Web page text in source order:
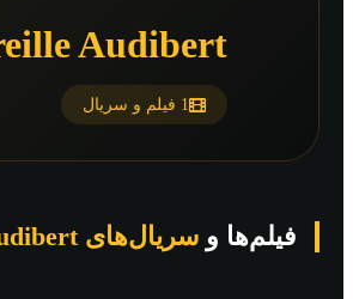
Audibert
1 فیلم و سریال
فیلم‌ها و سریال‌های Mireille Audibert